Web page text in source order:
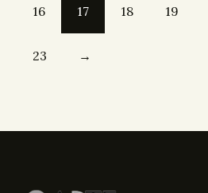
16 17 18 19
23 →